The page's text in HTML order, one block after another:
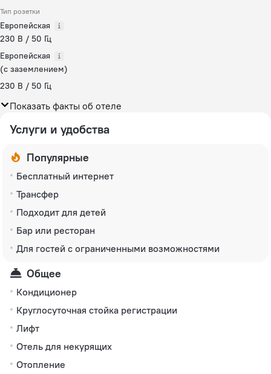
Тип розетки
Европейская
230 В / 50 Гц
Европейская
(с заземлением)
230 В / 50 Гц
Показать факты об отеле
Услуги и удобства
Популярные
Бесплатный интернет
Трансфер
Подходит для детей
Бар или ресторан
Для гостей с ограниченными возможностями
Общее
Кондиционер
Круглосуточная стойка регистрации
Лифт
Отель для некурящих
Отопление